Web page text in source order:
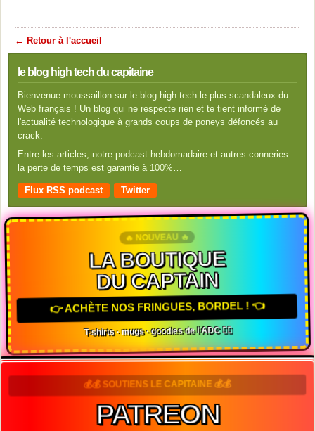
← Retour à l'accueil
le blog high tech du capitaine
Bienvenue moussaillon sur le blog high tech le plus scandaleux du
Web français ! Un blog qui ne respecte rien et te tient informé de
l'actualité technologique à grands coups de poneys défoncés au
crack.
Entre les articles, notre podcast hebdomadaire et autres conneries :
la perte de temps est garantie à 100%…
Flux RSS podcast Twitter
🔥 NOUVEAU 🔥
LA BOUTIQUE
DU CAPTAIN
👉 ACHÈTE NOS FRINGUES, BORDEL ! 👈
T-shirts · mugs · goodies de l'ADC 🏴‍☠️
💰💰 SOUTIENS LE CAPITAINE 💰💰
PATREON